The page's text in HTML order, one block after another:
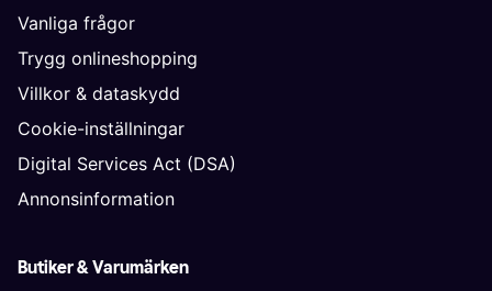
Vanliga frågor
Trygg onlineshopping
Villkor & dataskydd
Cookie-inställningar
Digital Services Act (DSA)
Annonsinformation
Butiker & Varumärken